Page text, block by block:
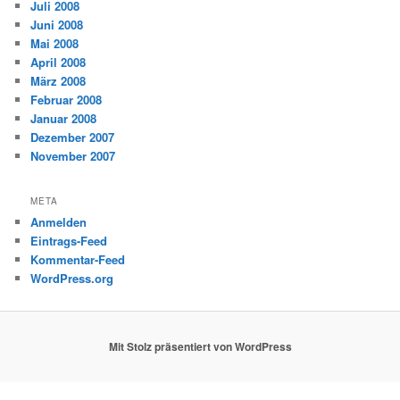
Juli 2008
Juni 2008
Mai 2008
April 2008
März 2008
Februar 2008
Januar 2008
Dezember 2007
November 2007
META
Anmelden
Eintrags-Feed
Kommentar-Feed
WordPress.org
Mit Stolz präsentiert von WordPress